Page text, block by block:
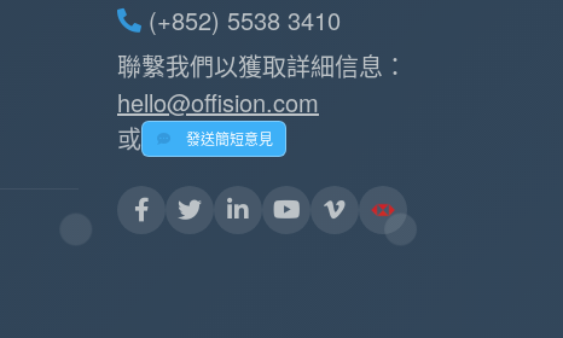
(+852) 5538 3410
聯繫我們以獲取詳細信息：
hello@offision.com
或
發送簡短意見